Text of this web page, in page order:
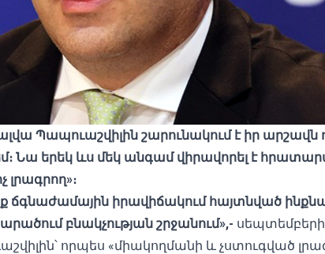
Պապուաշվիլին շարունակում է իր արշավն
Նա երեկ ևս մեկ անգամ վիրավորել է հրա
լրագրող»։
ճգնաժամային իրավիճակում հայտնված
բնակչության շրջանում»,- սեպտեմբերի
որպես «միակողմանի և չստուգված